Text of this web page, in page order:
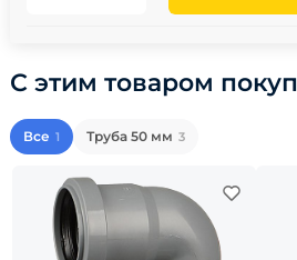
С этим товаром
Все 1 Труба 50 мм 3